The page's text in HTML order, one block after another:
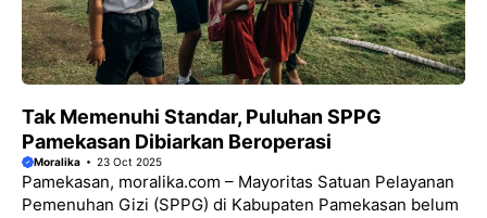
Tak Memenuhi Standar, Puluhan SPPG
Pamekasan Dibiarkan Beroperasi
Moralika 23 Oct 2025
Pamekasan, moralika.com – Mayoritas Satuan Pelayanan
Pemenuhan Gizi (SPPG) di Kabupaten Pamekasan belum